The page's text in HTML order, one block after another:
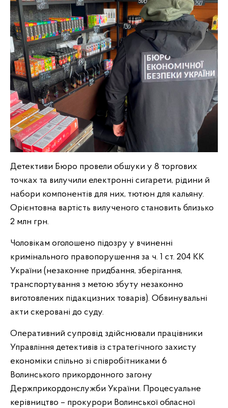
Детективи Бюро провели обшуки у 8 торгових
точках та вилучили електронні сигарети, рідини й
набори компонентів для них, тютюн для кальяну.
Орієнтовна вартість вилученого становить близько
2 млн грн.
Чоловікам оголошено підозру у вчиненні
кримінального правопорушення за ч. 1 ст. 204 КК
України (незаконне придбання, зберігання,
транспортування з метою збуту незаконно
виготовлених підакцизних товарів). Обвинувальні
акти скеровані до суду.
Оперативний супровід здійснювали працівники
Управління детективів із стратегічного захисту
економіки спільно зі співробітниками 6
Волинського прикордонного загону
Держприкордонслужби України. Процесуальне
керівництво – прокурори Волинської обласної